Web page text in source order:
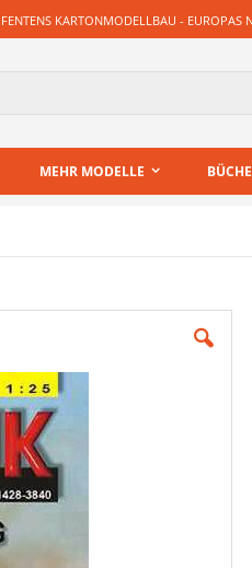
KARTONMODELLBAU - EUROPAS
MEHR MODELLE